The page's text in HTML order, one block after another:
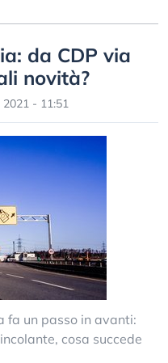
da CDP via
novità?
2021 - 11:51
fa un passo in avanti:
cosa succede